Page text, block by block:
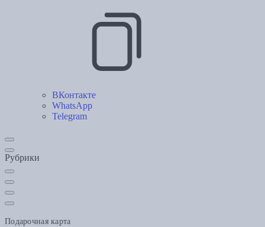
ВКонтакте
WhatsApp
Telegram
Рубрики
Подарочная карта